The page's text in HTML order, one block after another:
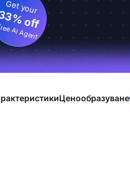
Get your
off
AI Agent
Ценообразуване